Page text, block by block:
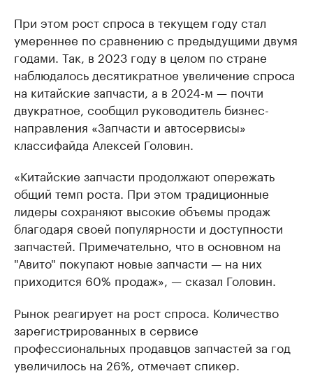
При этом рост спроса в текущем году стал
умереннее по сравнению с предыдущими двумя
годами. Так, в 2023 году в целом по стране
наблюдалось десятикратное увеличение спроса
на китайские запчасти, а в 2024-м — почти
двукратное, сообщил руководитель бизнес-
направления «Запчасти и автосервисы»
классифайда Алексей Головин.
«Китайские запчасти продолжают опережать
общий темп роста. При этом традиционные
лидеры сохраняют высокие объемы продаж
благодаря своей популярности и доступности
запчастей. Примечательно, что в основном на
"Авито" покупают новые запчасти — на них
приходится 60% продаж», — сказал Головин.
Рынок реагирует на рост спроса. Количество
зарегистрированных в сервисе
профессиональных продавцов запчастей за год
увеличилось на 26%, отмечает спикер.